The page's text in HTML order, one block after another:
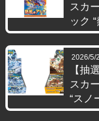
スカ
ック
2026/5/
【抽
スカ
“スノ